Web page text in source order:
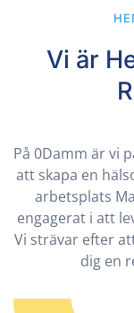
Vi är
På 0Damm är vi
att skapa en
arbetsplats
engagerat i att
Vi strävar efter
dig en